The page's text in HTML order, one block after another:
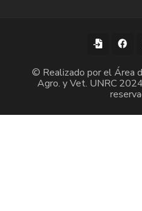
© Realizado por el Área
Agro. y Vet. UNRC